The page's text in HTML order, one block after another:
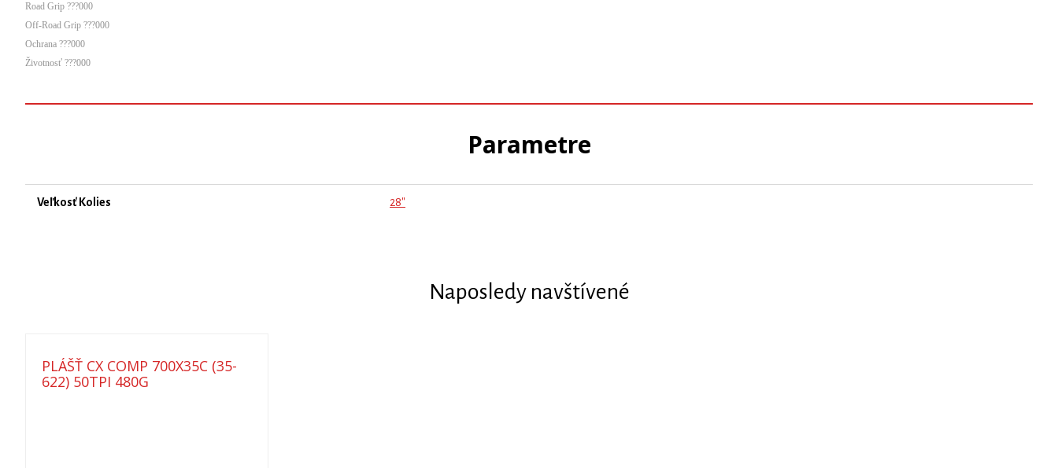
Road Grip ???000
Off-Road Grip ???000
Ochrana ???000
Životnosť ???000
Parametre
Veľkosť Kolies 28"
Naposledy navštívené
PLÁŠŤ CX COMP 700X35C (35-
622) 50TPI 480G